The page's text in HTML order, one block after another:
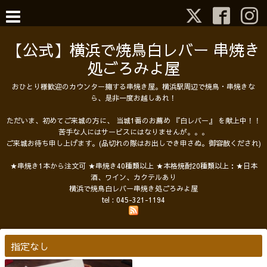
【公式】横浜で焼鳥白レバー 串焼き
処ごろみよ屋
おひとり様歓迎のカウンター擁する串焼き屋。横浜駅周辺で焼鳥・串焼きな
ら、是非一度お越しあれ！
ただいま、初めてご来城の方に、 当城1番のお薦め 『白レバー』 を献上中！！
苦手な人にはサービスにはなりませんが。。。
ご来城お待ち申し上げます。(品切れの際はお出しでき申さぬ。御容赦くだされ)
★串焼き1本から注文可 ★串焼き40種類以上 ★本格焼酎20種類以上：★日本
酒、ワイン、カクテルあり
横浜で焼鳥白レバー串焼き処ごろみよ屋
tel : 045-321-1194
指定なし